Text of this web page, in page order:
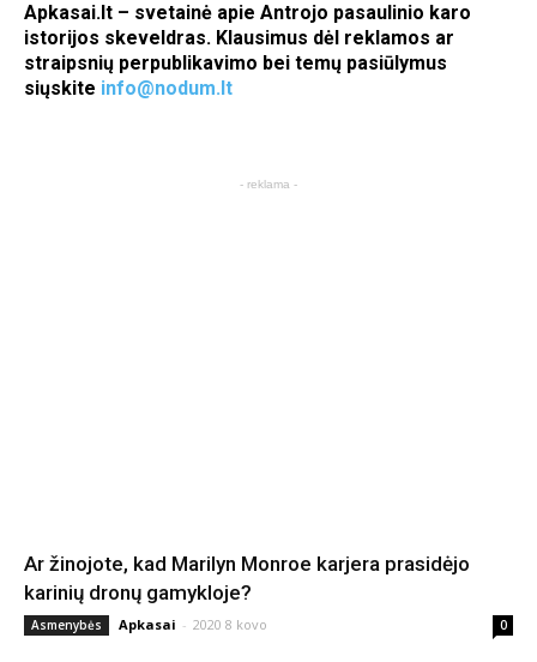
Apkasai.lt – svetainė apie Antrojo pasaulinio karo
istorijos skeveldras. Klausimus dėl reklamos ar
straipsnių perpublikavimo bei temų pasiūlymus
siųskite info@nodum.lt
- reklama -
Ar žinojote, kad Marilyn Monroe karjera prasidėjo
karinių dronų gamykloje?
Asmenybės Apkasai - 2020 8 kovo 0